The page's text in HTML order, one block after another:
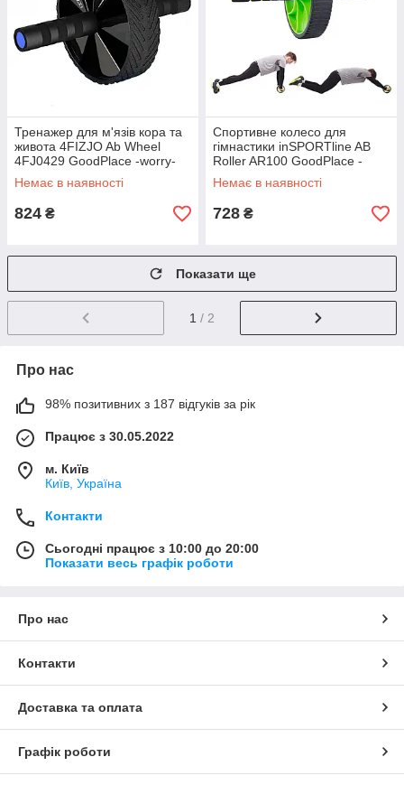
Тренажер для м'язів кора та
живота 4FIZJO Ab Wheel
4FJ0429 GoodPlace -worry-
free-shopping-
Немає в наявності
824 ₴
Спортивне колесо для
гімнастики inSPORTline AB
Roller AR100 GoodPlace -
worry-free-shopping-
Немає в наявності
728 ₴
Показати ще
1 / 2
Про нас
98% позитивних з 187 відгуків за рік
Працює з 30.05.2022
м. Київ
Київ, Україна
Контакти
Сьогодні працює з 10:00 до 20:00
Показати весь графік роботи
Про нас
Контакти
Доставка та оплата
Графік роботи